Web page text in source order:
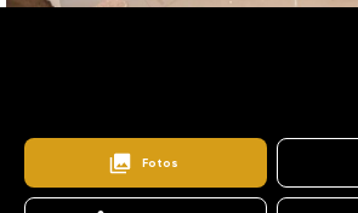
Fotos